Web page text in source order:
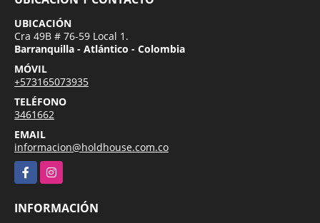
UBICACIÓN
Cra 49B # 76-59 Local 1.
Barranquilla - Atlántico - Colombia
MÓVIL
+573165073935
TELÉFONO
3461662
EMAIL
informacion@holdhouse.com.co
FacebookInstagram
INFORMACIÓN